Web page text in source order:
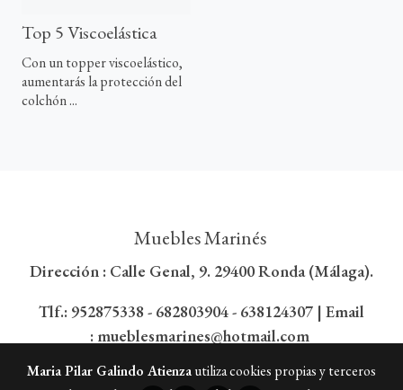
Top 5 Viscoelástica
Con un topper viscoelástico,
aumentarás la protección del
colchón ...
Muebles Marinés
Dirección : Calle Genal, 9. 29400 Ronda (Málaga).
Tlf.: 952875338 - 682803904 - 638124307 | Email
: mueblesmarines@hotmail.com
Maria Pilar Galindo Atienzautiliza cookies propias y terceros